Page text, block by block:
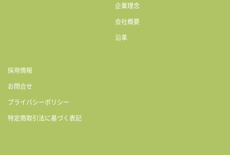
企業理念
会社概要
沿革
採用情報
お問合せ
プライバシーポリシー
特定商取引法に基づく表記